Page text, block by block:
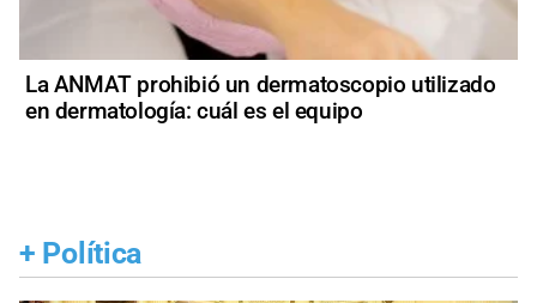
La ANMAT prohibió un dermatoscopio utilizado
en dermatología: cuál es el equipo
+ Política